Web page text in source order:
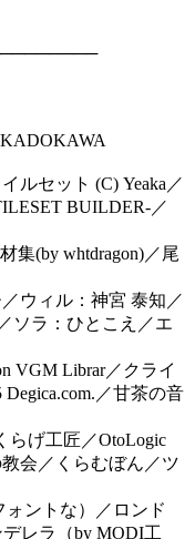
ルセット (C) Yeaka／
BUILDER-／
集(by whtdragon)／尾
ウィル：神宮 泰知／
ソラ：ひとこえ／エ
VGM Librar／クライ
／甘茶の音
らげ工匠／OtoLogic
会／くらむぼん／ツ
ントな）／ロンド
レラ（by MODI工